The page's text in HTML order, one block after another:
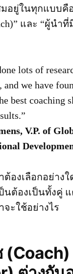
อยู่ในทุกแบบคื
และ “ผู้นำ
lots of
and we have
best coaching
V.P. of
ต้องเลือกอย่าง
นต้องเป็นทั้งคู่
ะใช้อย่างไร
(Coach)